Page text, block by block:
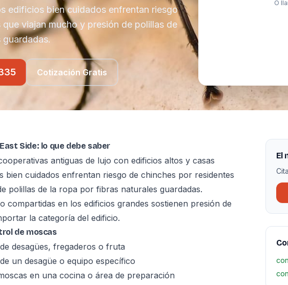
edificios bien cuidados enfrentan riesgo
viajan mucho y presión de polillas de
guardadas.
Cotización Gratis
O
Side: lo que debe saber
antiguas de lujo con edificios altos y casas
bien cuidados enfrentan riesgo de chinches por residentes
polillas de la ropa por fibras naturales guardadas.
compartidas en los edificios grandes sostienen presión de
la categoría del edificio.
de moscas
desagües, fregaderos o fruta
un desagüe o equipo específico
en una cocina o área de preparación
El